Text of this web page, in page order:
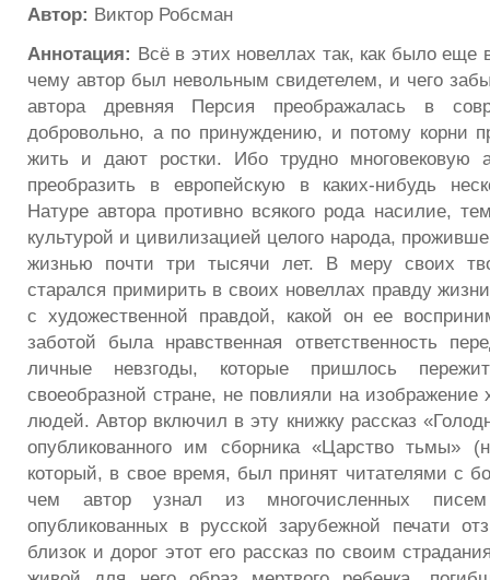
Автор: Виктор Робсман
Аннотация: Всё в этих новеллах так, как было
чему автор был невольным свидетелем, и чего
автора древняя Персия преображалась в
добровольно, а по принуждению, и потому корни
жить и дают ростки. Ибо трудно многовековую
преобразить в европейскую в каких-нибудь
Натуре автора противно всякого рода насилие,
культурой и цивилизацией целого народа,
жизнью почти три тысячи лет. В меру своих
старался примирить в своих новеллах правду
с художественной правдой, какой он ее
заботой была нравственная ответственность
личные невзгоды, которые пришлось
своеобразной стране, не повлияли на изображение
людей. Автор включил в эту книжку рассказ
опубликованного им сборника «Царство тьмы»
который, в свое время, был принят читателями с
чем автор узнал из многочисленных
опубликованных в русской зарубежной печати
близок и дорог этот его рассказ по своим